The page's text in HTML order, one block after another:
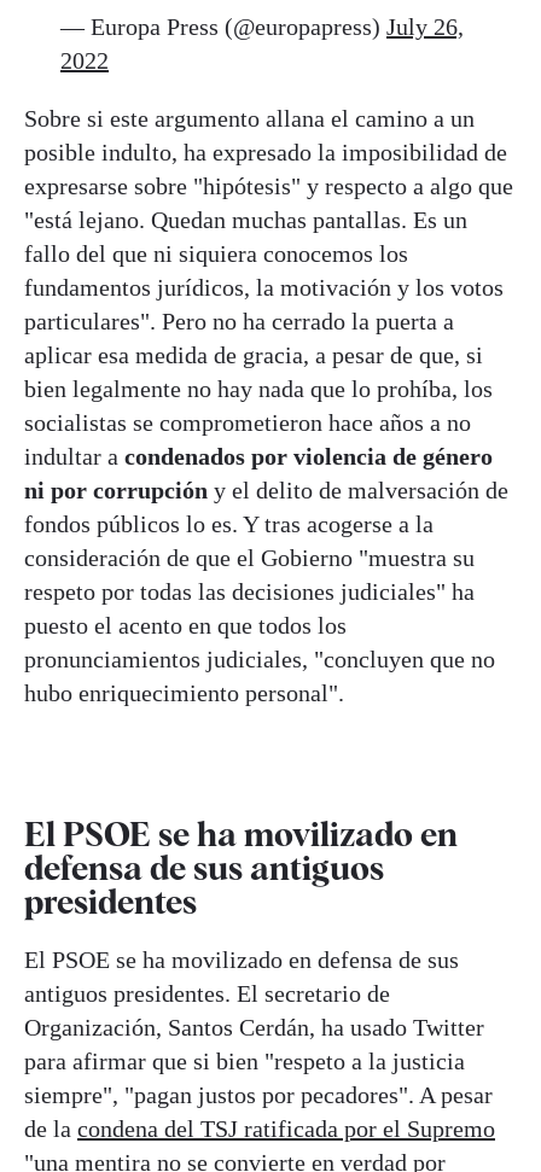
— Europa Press (@europapress) July 26,
2022
Sobre si este argumento allana el camino a un
posible indulto, ha expresado la imposibilidad de
expresarse sobre "hipótesis" y respecto a algo que
"está lejano. Quedan muchas pantallas. Es un
fallo del que ni siquiera conocemos los
fundamentos jurídicos, la motivación y los votos
particulares". Pero no ha cerrado la puerta a
aplicar esa medida de gracia, a pesar de que, si
bien legalmente no hay nada que lo prohíba, los
socialistas se comprometieron hace años a no
indultar a condenados por violencia de género
ni por corrupción y el delito de malversación de
fondos públicos lo es. Y tras acogerse a la
consideración de que el Gobierno "muestra su
respeto por todas las decisiones judiciales" ha
puesto el acento en que todos los
pronunciamientos judiciales, "concluyen que no
hubo enriquecimiento personal".
El PSOE se ha movilizado en
defensa de sus antiguos
presidentes
El PSOE se ha movilizado en defensa de sus
antiguos presidentes. El secretario de
Organización, Santos Cerdán, ha usado Twitter
para afirmar que si bien "respeto a la justicia
siempre", "pagan justos por pecadores". A pesar
de la condena del TSJ ratificada por el Supremo
"una mentira no se convierte en verdad por